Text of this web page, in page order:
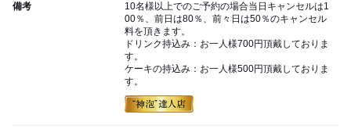
備考
10名様以上でのご予約の場合当日キャンセルは1
00％、前日は80％、前々日は50％のキャンセル
料を頂きます。
ドリンク持込み：お一人様700円頂戴しておりま
す。
ケーキの持込み：お一人様500円頂戴しておりま
す。